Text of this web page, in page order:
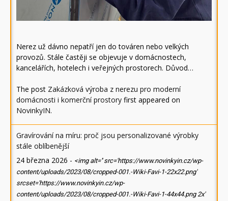
Nerez už dávno nepatří jen do továren nebo velkých
provozů. Stále častěji se objevuje v domácnostech,
kancelářích, hotelech i veřejných prostorech. Důvod…
The post Zakázková výroba z nerezu pro moderní
domácnosti i komerční prostory first appeared on
NovinkyIN.
Gravírování na míru: proč jsou personalizované výrobky
stále oblíbenější
24 března 2026 - <img alt='' src='https://www.novinkyin.cz/wp-
content/uploads/2023/08/cropped-001.-Wiki-Favi-1-22x22.png'
srcset='https://www.novinkyin.cz/wp-
content/uploads/2023/08/cropped-001.-Wiki-Favi-1-44x44.png 2x'